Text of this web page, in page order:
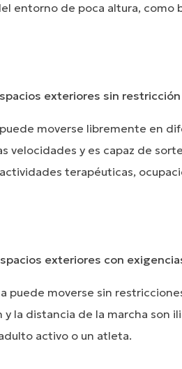
entorno de poca altura, como
exteriores sin restricción
moverse libremente en
y es capaz de
terapéuticas,
exteriores con
puede moverse sin
la distancia de la marcha son
activo o un atleta.